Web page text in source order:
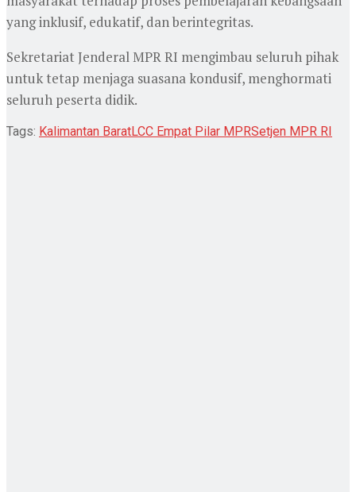
yang inklusif, edukatif, dan berintegritas.
Sekretariat Jenderal MPR RI mengimbau seluruh pihak
untuk tetap menjaga suasana kondusif, menghormati
seluruh peserta didik.
Tags: Kalimantan BaratLCC Empat Pilar MPRSetjen MPR RI